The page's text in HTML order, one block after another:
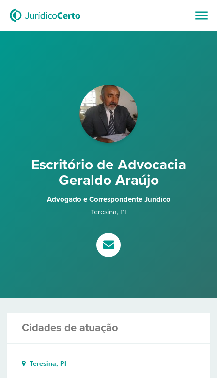
Escritório de Advocacia
Geraldo Araújo
Advogado e Correspondente Jurídico
Teresina, PI
Cidades de atuação
Teresina, PI